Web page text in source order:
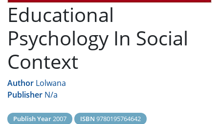
Educational
Psychology In Social
Context
Author Lolwana
Publisher N/a
Publish Year2007 ISBN 9780195764642